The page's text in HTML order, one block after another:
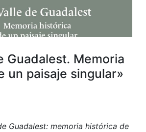
Guadalest. Memoria
un paisaje singular»
Guadalest: memoria histórica de